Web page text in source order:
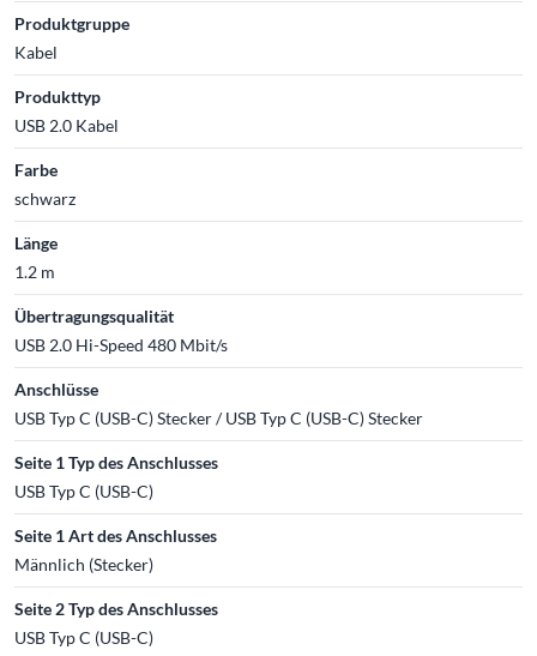
Produktgruppe
Kabel
Produkttyp
USB 2.0 Kabel
Farbe
schwarz
Länge
1.2 m
Übertragungsqualität
USB 2.0 Hi-Speed 480 Mbit/s
Anschlüsse
USB Typ C (USB-C) Stecker / USB Typ C (USB-C) Stecker
Seite 1 Typ des Anschlusses
USB Typ C (USB-C)
Seite 1 Art des Anschlusses
Männlich (Stecker)
Seite 2 Typ des Anschlusses
USB Typ C (USB-C)